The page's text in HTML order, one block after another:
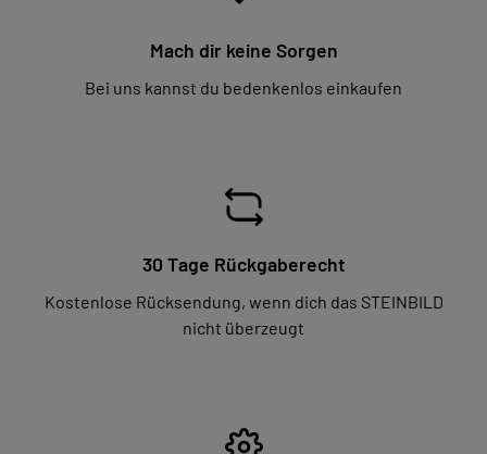
Mach dir keine Sorgen
Bei uns kannst du bedenkenlos einkaufen
30 Tage Rückgaberecht
Kostenlose Rücksendung, wenn dich das STEINBILD
nicht überzeugt